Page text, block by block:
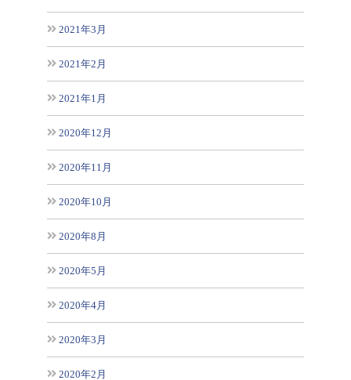
2021年3月
2021年2月
2021年1月
2020年12月
2020年11月
2020年10月
2020年8月
2020年5月
2020年4月
2020年3月
2020年2月